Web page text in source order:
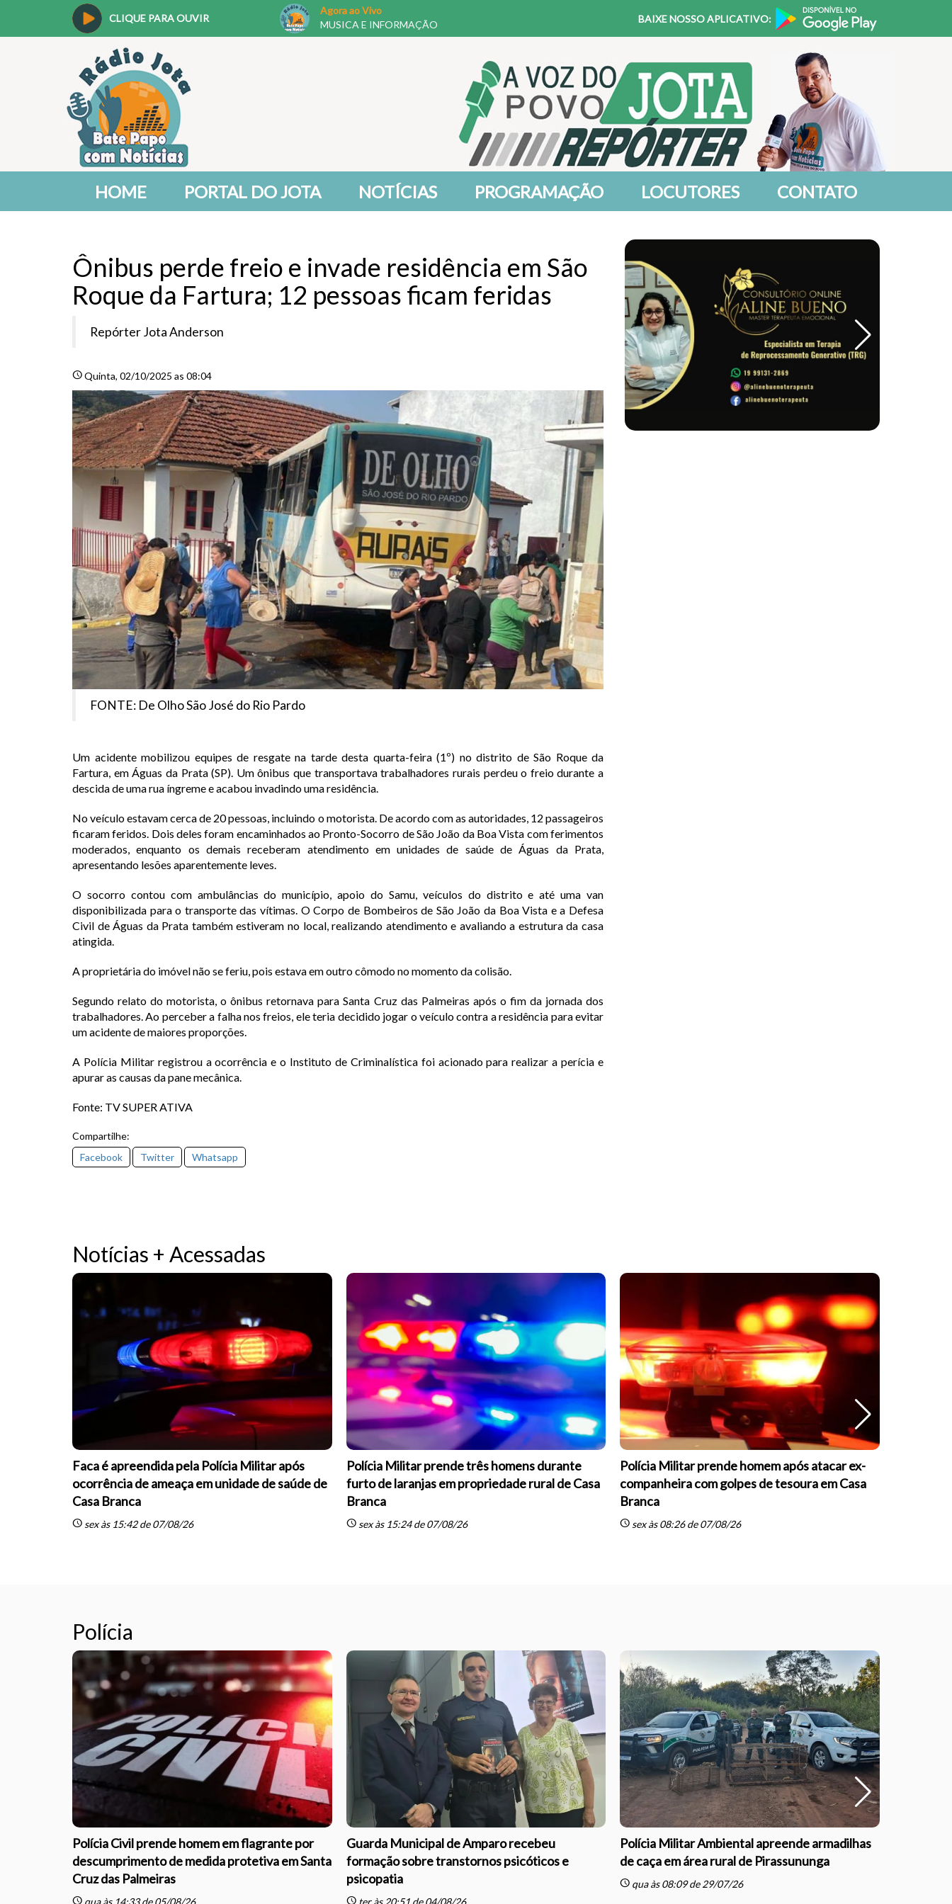
CLIQUE PARA OUVIR
Agora ao Vivo
MUSICA E INFORMAÇÃO
BAIXE NOSSO APLICATIVO:
HOME PORTAL DO JOTA NOTÍCIAS PROGRAMAÇÃO LOCUTORES CONTATO
Ônibus perde freio e invade residência em São
Roque da Fartura; 12 pessoas ficam feridas
Repórter Jota Anderson
scheduleQuinta, 02/10/2025 as 08:04
FONTE: De Olho São José do Rio Pardo
Um acidente mobilizou equipes de resgate na tarde desta quarta-feira (1º) no distrito de São Roque da
Fartura, em Águas da Prata (SP). Um ônibus que transportava trabalhadores rurais perdeu o freio durante a
descida de uma rua íngreme e acabou invadindo uma residência.
No veículo estavam cerca de 20 pessoas, incluindo o motorista. De acordo com as autoridades, 12 passageiros
ficaram feridos. Dois deles foram encaminhados ao Pronto-Socorro de São João da Boa Vista com ferimentos
moderados, enquanto os demais receberam atendimento em unidades de saúde de Águas da Prata,
apresentando lesões aparentemente leves.
O socorro contou com ambulâncias do município, apoio do Samu, veículos do distrito e até uma van
disponibilizada para o transporte das vítimas. O Corpo de Bombeiros de São João da Boa Vista e a Defesa
Civil de Águas da Prata também estiveram no local, realizando atendimento e avaliando a estrutura da casa
atingida.
A proprietária do imóvel não se feriu, pois estava em outro cômodo no momento da colisão.
Segundo relato do motorista, o ônibus retornava para Santa Cruz das Palmeiras após o fim da jornada dos
trabalhadores. Ao perceber a falha nos freios, ele teria decidido jogar o veículo contra a residência para evitar
um acidente de maiores proporções.
A Polícia Militar registrou a ocorrência e o Instituto de Criminalística foi acionado para realizar a perícia e
apurar as causas da pane mecânica.
Fonte: TV SUPER ATIVA
Compartilhe:
Facebook
Twitter Whatsapp
Notícias + Acessadas
Faca é apreendida pela Polícia Militar após
ocorrência de ameaça em unidade de saúde de
Casa Branca
schedule sex às 15:42 de 07/08/26
Polícia Militar prende três homens durante
furto de laranjas em propriedade rural de Casa
Branca
schedulesex às 15:24 de 07/08/26
Polícia Militar prende homem após atacar ex-
companheira com golpes de tesoura em Casa
Branca
schedule sex às 08:26 de 07/08/26
Polícia
Polícia Civil prende homem em flagrante por
descumprimento de medida protetiva em Santa
Cruz das Palmeiras
schedule qua às 14:33 de 05/08/26
Guarda Municipal de Amparo recebeu
formação sobre transtornos psicóticos e
psicopatia
scheduleter às 20:51 de 04/08/26
Polícia Militar Ambiental apreende armadilhas
de caça em área rural de Pirassununga
schedule qua às 08:09 de 29/07/26